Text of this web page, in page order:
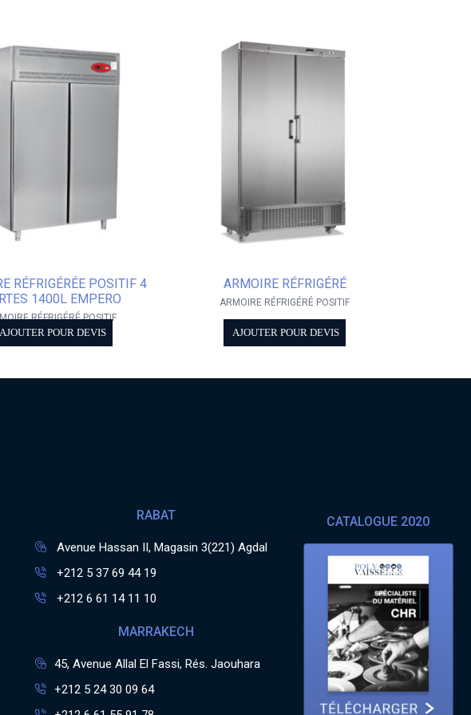
RÉFRIGÉRÉE POSITIF 4
1400L EMPERO
RÉFRIGÉRÉ POSITIF
AJOUTER POUR DEVIS
ARMOIRE RÉFRIGÉRÉ
ARMOIRE RÉFRIGÉRÉ POSITIF
AJOUTER POUR DEVIS
RABAT
Avenue Hassan II, Magasin 3(221) Agdal
+212 5 37 69 44 19
+212 6 61 14 11 10
MARRAKECH
45, Avenue Allal El Fassi, Rés. Jaouhara
+212 5 24 30 09 64
CATALOGUE 2020